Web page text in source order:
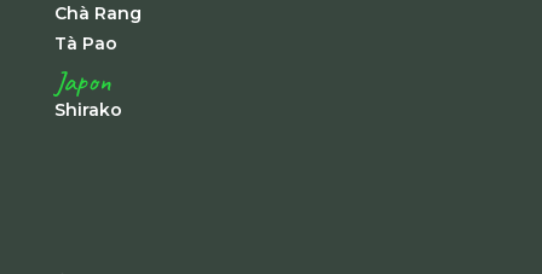
Chà Rang
Tà Pao
Japon
Shirako